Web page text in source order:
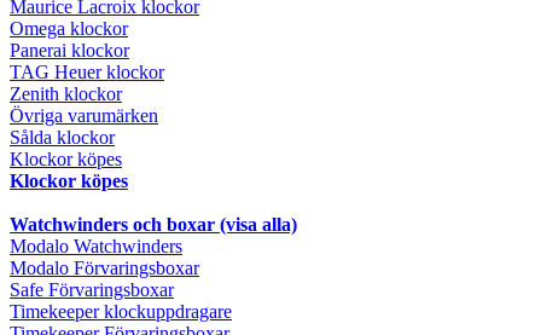
Maurice Lacroix klockor
Omega klockor
Panerai klockor
TAG Heuer klockor
Zenith klockor
Övriga varumärken
Sålda klockor
Klockor köpes
Klockor köpes
Watchwinders och boxar (visa alla)
Modalo Watchwinders
Modalo Förvaringsboxar
Safe Förvaringsboxar
Timekeeper klockuppdragare